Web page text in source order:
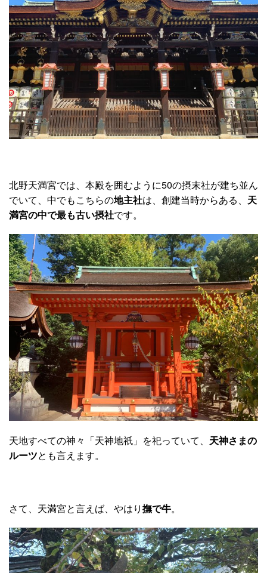
北野天満宮では、本殿を囲むように50の摂末社が建ち並ん
でいて、中でもこちらの地主社は、創建当時からある、 天
満宮の中で最も古い摂社です。
天地すべての神々「天神地祇」を祀っていて、 天神さまの
ルーツとも言えます。
さて、天満宮と言えば、やはり撫で牛。